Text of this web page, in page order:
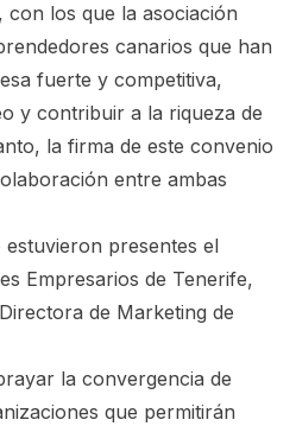
, con los que la asociación
canarios que han
fuerte y competitiva,
y contribuir a la riqueza de
la firma de este convenio
entre ambas
presentes el
Empresarios de Tenerife,
de Marketing de
la convergencia de
que permitirán